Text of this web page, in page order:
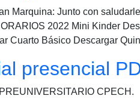
Marquina: Junto con
2022 Mini Kinder
Cuarto Básico Descargar
presencial
CPECH.